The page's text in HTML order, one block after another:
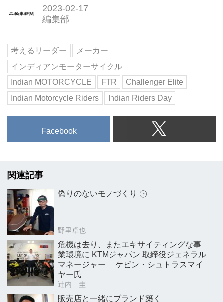
2023-02-17
編集部
考えるリーダー
メーカー
インディアンモーターサイクル
Indian MOTORCYCLE
FTR
Challenger Elite
Indian Motorcycle Riders
Indian Riders Day
Facebook
関連記事
偽りのないモノづくり ㊦
野里卓也
危機は去り、またエキサイティングな事
業環境に KTMジャパン 取締役ジェネラル
マネージャー ケビン・シュトラスマイ
ヤー氏
辻内 圭
販売店と一緒にブランド築く